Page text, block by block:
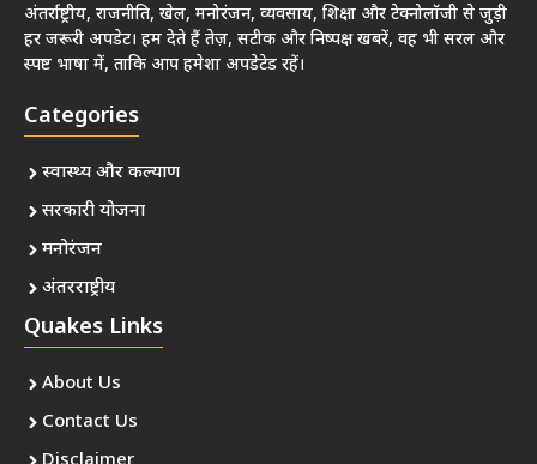
अंतर्राष्ट्रीय, राजनीति, खेल, मनोरंजन, व्यवसाय, शिक्षा और टेक्नोलॉजी से जुड़ी
हर जरूरी अपडेट। हम देते हैं तेज़, सटीक और निष्पक्ष खबरें, वह भी सरल और
स्पष्ट भाषा में, ताकि आप हमेशा अपडेटेड रहें।
Categories
स्वास्थ्य और कल्याण
सरकारी योजना
मनोरंजन
अंतरराष्ट्रीय
Quakes Links
About Us
Contact Us